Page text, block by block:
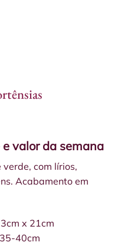
valor da semana
com lírios,
Acabamento em
x 21cm
35-40cm